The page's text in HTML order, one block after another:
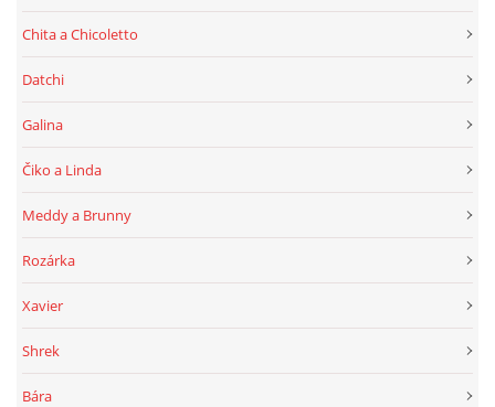
Chita a Chicoletto
Datchi
Galina
Čiko a Linda
Meddy a Brunny
Rozárka
Xavier
Shrek
Bára